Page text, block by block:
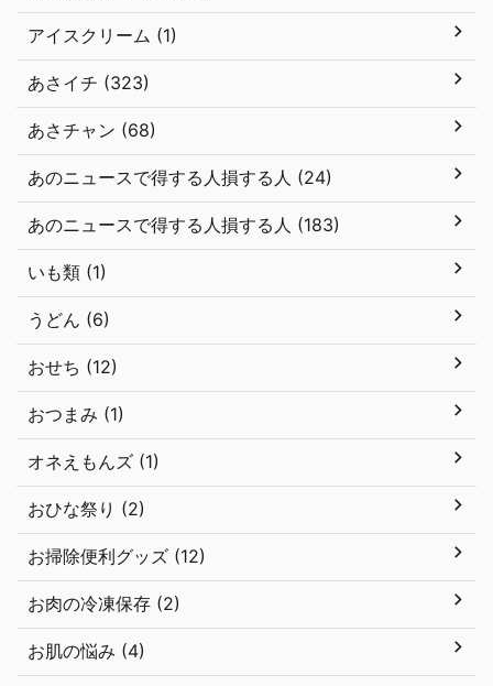
アイスクリーム (1)
あさイチ (323)
あさチャン (68)
あのニュースで得する人損する人 (24)
あのニュースで得する人損する人 (183)
いも類 (1)
うどん (6)
おせち (12)
おつまみ (1)
オネえもんズ (1)
おひな祭り (2)
お掃除便利グッズ (12)
お肉の冷凍保存 (2)
お肌の悩み (4)